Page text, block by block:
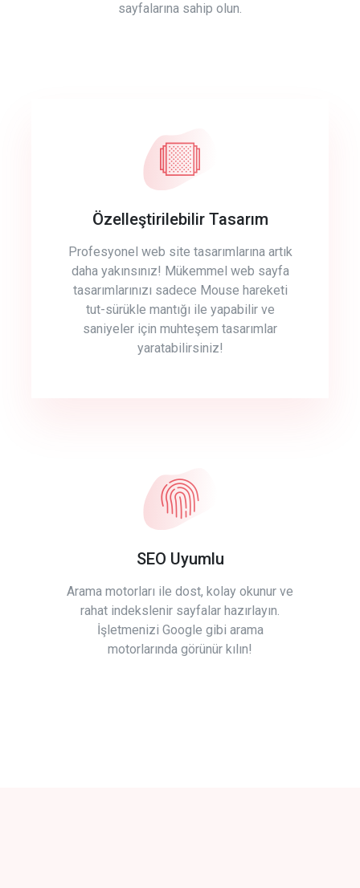
sayfalarına sahip olun.
Özelleştirilebilir Tasarım
Profesyonel web site tasarımlarına artık
daha yakınsınız! Mükemmel web sayfa
tasarımlarınızı sadece Mouse hareketi
tut-sürükle mantığı ile yapabilir ve
saniyeler için muhteşem tasarımlar
yaratabilirsiniz!
SEO Uyumlu
Arama motorları ile dost, kolay okunur ve
rahat indekslenir sayfalar hazırlayın.
İşletmenizi Google gibi arama
motorlarında görünür kılın!